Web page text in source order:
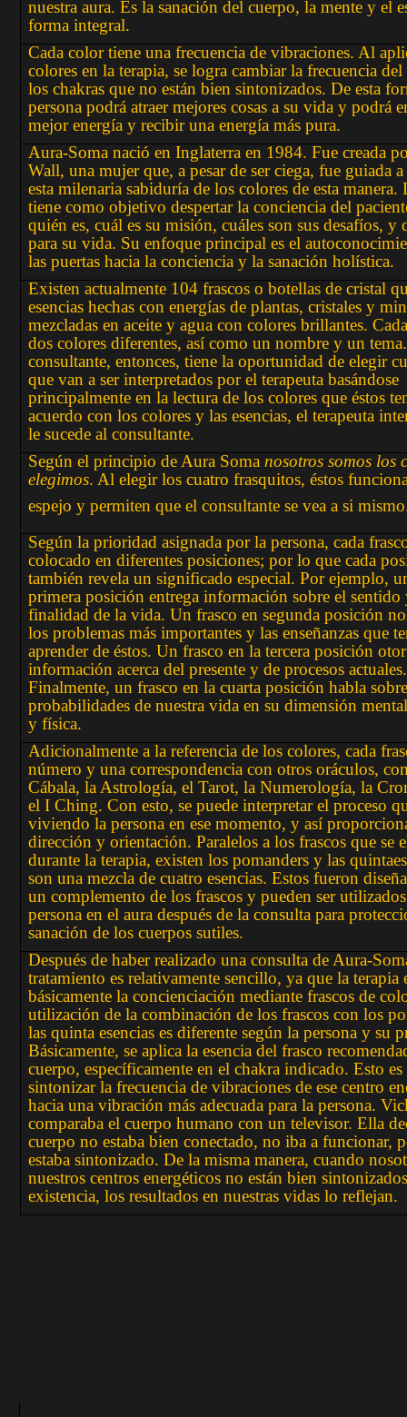
nuestra aura. Es la sanación del cuerpo, la mente y el
forma integral.
Cada color tiene una frecuencia de vibraciones. Al
colores en la terapia, se logra cambiar la frecuencia del
los chakras que no están bien sintonizados. De esta
persona podrá atraer mejores cosas a su vida y podrá
mejor energía y recibir una energía más pura.
Aura-Soma nació en Inglaterra en 1984. Fue creada
Wall, una mujer que, a pesar de ser ciega, fue guiada
esta milenaria sabiduría de los colores de esta manera.
tiene como objetivo despertar la conciencia del
quién es, cuál es su misión, cuáles son sus desafíos, y
para su vida. Su enfoque principal es el
las puertas hacia la conciencia y la sanación holística.
Existen actualmente 104 frascos o botellas de cristal
esencias hechas con energías de plantas, cristales y
mezcladas en aceite y agua con colores brillantes.
dos colores diferentes, así como un nombre y un
consultante, entonces, tiene la oportunidad de elegir
que van a ser interpretados por el terapeuta basándose
principalmente en la lectura de los colores que éstos
acuerdo con los colores y las esencias, el terapeuta
le sucede al consultante.
Según el principio de Aura Soma nosotros somos los
elegimos. Al elegir los cuatro frasquitos, éstos
espejo y permiten que el consultante se vea a si
Según la prioridad asignada por la persona, cada
colocado en diferentes posiciones; por lo que cada
también revela un significado especial. Por ejemplo,
primera posición entrega información sobre el sentido
finalidad de la vida. Un frasco en segunda posición
los problemas más importantes y las enseñanzas que
aprender de éstos. Un frasco en la tercera posición
información acerca del presente y de procesos actuales.
Finalmente, un frasco en la cuarta posición habla
probabilidades de nuestra vida en su dimensión
y física.
Adicionalmente a la referencia de los colores, cada
número y una correspondencia con otros oráculos,
Cábala, la Astrología, el Tarot, la Numerología, la
el I Ching. Con esto, se puede interpretar el proceso
viviendo la persona en ese momento, y así
dirección y orientación. Paralelos a los frascos que se
durante la terapia, existen los pomanders y las
son una mezcla de cuatro esencias. Estos fueron
un complemento de los frascos y pueden ser
persona en el aura después de la consulta para
sanación de los cuerpos sutiles.
Después de haber realizado una consulta de Aura-
tratamiento es relativamente sencillo, ya que la terapia
básicamente la concienciación mediante frascos de
utilización de la combinación de los frascos con los
las quinta esencias es diferente según la persona y su
Básicamente, se aplica la esencia del frasco
cuerpo, específicamente en el chakra indicado. Esto es
sintonizar la frecuencia de vibraciones de ese centro
hacia una vibración más adecuada para la persona.
comparaba el cuerpo humano con un televisor. Ella
cuerpo no estaba bien conectado, no iba a funcionar,
estaba sintonizado. De la misma manera, cuando
nuestros centros energéticos no están bien
existencia, los resultados en nuestras vidas lo reflejan.